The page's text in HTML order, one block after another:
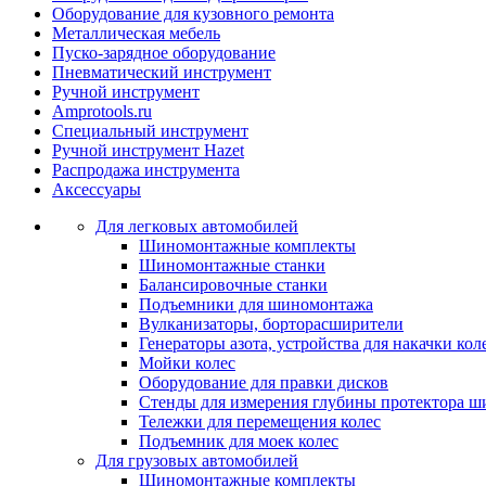
Оборудование для кузовного ремонта
Металлическая мебель
Пуско-зарядное оборудование
Пневматический инструмент
Ручной инструмент
Amprotools.ru
Специальный инструмент
Ручной инструмент Hazet
Распродажа инструмента
Аксессуары
Для легковых автомобилей
Шиномонтажные комплекты
Шиномонтажные станки
Балансировочные станки
Подъемники для шиномонтажа
Вулканизаторы, борторасширители
Генераторы азота, устройства для накачки
Мойки колес
Оборудование для правки дисков
Стенды для измерения глубины протектора
Тележки для перемещения колес
Подъемник для моек колеc
Для грузовых автомобилей
Шиномонтажные комплекты